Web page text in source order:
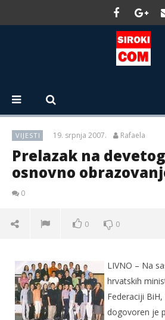
VIJESTI 19. srpnja 2007. Rafaela
Prelazak na
osnovno
0
0 0
19.
srpnja
2007.
Rafaela
LIVNO – Na
hrvatskih
Federaciji
dogovoren je